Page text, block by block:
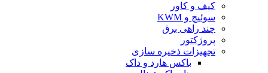
کیف و کاور
سوئیچ و KWM
چند راهی برق
پروژکتور
تجهیزات ذخیره سازی
باکس هارد و داک